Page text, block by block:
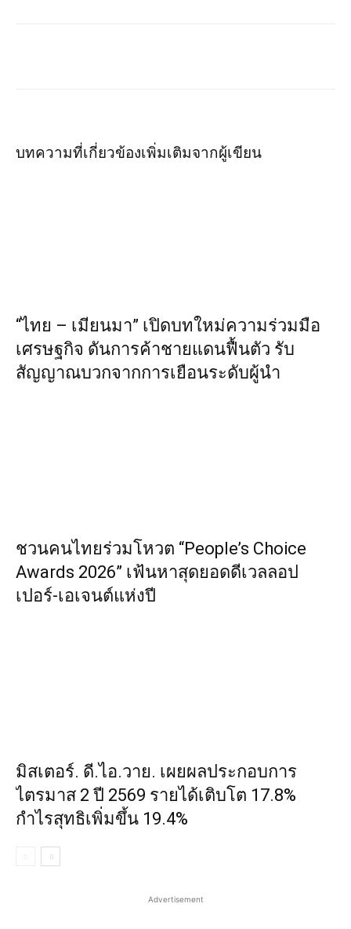
บทความที่เกี่ยวข้องเพิ่มเติมจากผู้เขียน
“ไทย – เมียนมา” เปิดบทใหม่ความร่วมมือ
เศรษฐกิจ ดันการค้าชายแดนฟื้นตัว รับ
สัญญาณบวกจากการเยือนระดับผู้นำ
ชวนคนไทยร่วมโหวต “People’s Choice
Awards 2026” เฟ้นหาสุดยอดดีเวลลอป
เปอร์-เอเจนต์แห่งปี
มิสเตอร์. ดี.ไอ.วาย. เผยผลประกอบการ
ไตรมาส 2 ปี 2569 รายได้เติบโต 17.8%
กำไรสุทธิเพิ่มขึ้น 19.4%
Advertisement